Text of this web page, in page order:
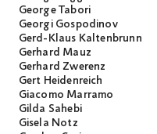
George Tabori
Georgi Gospodinov
Gerd-Klaus Kaltenbrunner
Gerhard Mauz
Gerhard Zwerenz
Gert Heidenreich
Giacomo Marramo
Gilda Sahebi
Gisela Notz